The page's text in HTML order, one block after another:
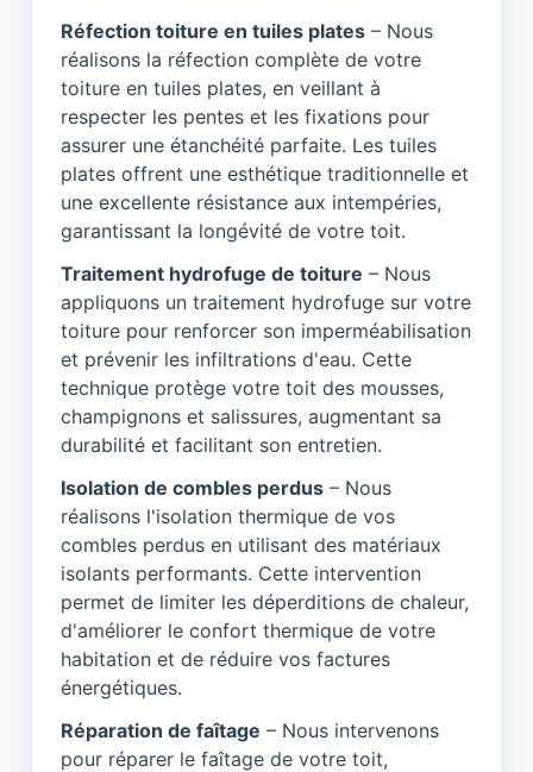
Réfection toiture en tuiles plates – Nous
réalisons la réfection complète de votre
toiture en tuiles plates, en veillant à
respecter les pentes et les fixations pour
assurer une étanchéité parfaite. Les tuiles
plates offrent une esthétique traditionnelle et
une excellente résistance aux intempéries,
garantissant la longévité de votre toit.
Traitement hydrofuge de toiture – Nous
appliquons un traitement hydrofuge sur votre
toiture pour renforcer son imperméabilisation
et prévenir les infiltrations d'eau. Cette
technique protège votre toit des mousses,
champignons et salissures, augmentant sa
durabilité et facilitant son entretien.
Isolation de combles perdus – Nous
réalisons l'isolation thermique de vos
combles perdus en utilisant des matériaux
isolants performants. Cette intervention
permet de limiter les déperditions de chaleur,
d'améliorer le confort thermique de votre
habitation et de réduire vos factures
énergétiques.
Réparation de faîtage – Nous intervenons
pour réparer le faîtage de votre toit,